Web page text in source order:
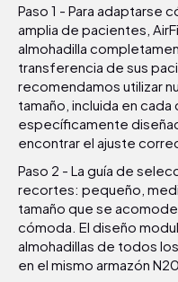
Paso 1 - Para adaptarse
amplia de pacientes,
almohadilla
transferencia de sus
recomendamos utilizar
tamaño, incluida en cada
específicamente
encontrar el ajuste
Paso 2 - La guía de
recortes: pequeño,
tamaño que se
cómoda. El diseño
almohadillas de todos
en el mismo armazón N20.